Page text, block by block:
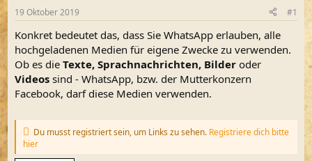
l
e
r
l
t
a
19 Oktober 2019 #1
Konkret bedeutet das, dass Sie WhatsApp erlauben, alle
hochgeladenen Medien für eigene Zwecke zu verwenden.
Ob es dieTexte, Sprachnachrichten, Bilderoder
Videos sind - WhatsApp, bzw. der Mutterkonzern
Facebook, darf diese Medien verwenden.
Du musst registriert sein, um Links zu sehen. Registriere dich bitte
hier